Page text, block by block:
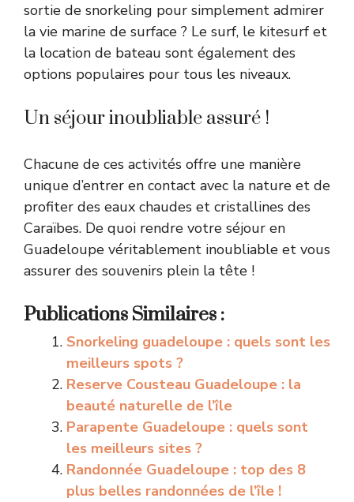
sortie de snorkeling pour simplement admirer
la vie marine de surface ? Le surf, le kitesurf et
la location de bateau sont également des
options populaires pour tous les niveaux.
Un séjour inoubliable assuré !
Chacune de ces activités offre une manière
unique d’entrer en contact avec la nature et de
profiter des eaux chaudes et cristallines des
Caraïbes. De quoi rendre votre séjour en
Guadeloupe véritablement inoubliable et vous
assurer des souvenirs plein la tête !
Publications Similaires :
Snorkeling guadeloupe : quels sont les
meilleurs spots ?
Reserve Cousteau Guadeloupe : la
beauté naturelle de l’île
Parapente Guadeloupe : quels sont
les meilleurs sites ?
Randonnée Guadeloupe : top des 8
plus belles randonnées de l’île !